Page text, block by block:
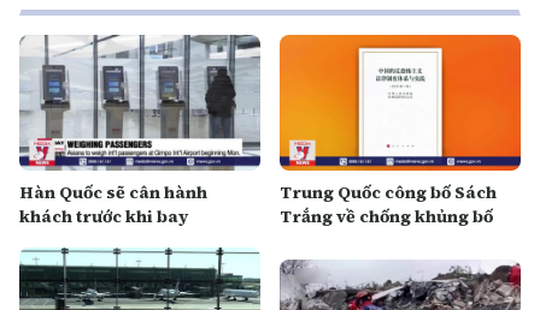
Hàn Quốc sẽ cân hành
khách trước khi bay
Trung Quốc công bố Sách
Trắng về chống khủng bố